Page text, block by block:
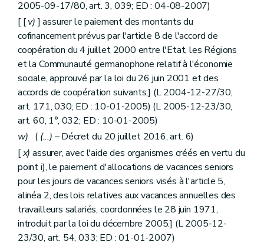
2005-09-17/80, art. 3, 039; ED : 04-08-2007)
[ [v)] assurer le paiement des montants du
cofinancement prévus par l'article 8 de l'accord de
coopération du 4 juillet 2000 entre l'Etat, les Régions
et la Communauté germanophone relatif à l'économie
sociale, approuvé par la loi du 26 juin 2001 et des
accords de coopération suivants;] (L 2004-12-27/30,
art. 171, 030; ED : 10-01-2005) (L 2005-12-23/30,
art. 60, 1°, 032; ED : 10-01-2005)
w) ( (...) – Décret du 20 juillet 2016, art. 6)
[x) assurer, avec l'aide des organismes créés en vertu du
point i), le paiement d'allocations de vacances seniors
pour les jours de vacances seniors visés à l'article 5,
alinéa 2, des lois relatives aux vacances annuelles des
travailleurs salariés, coordonnées le 28 juin 1971,
introduit par la loi du décembre 2005.] (L 2005-12-
23/30, art. 54, 033; ED : 01-01-2007)